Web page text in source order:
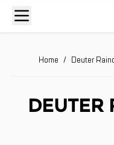
Home / Deuter
DEUTER